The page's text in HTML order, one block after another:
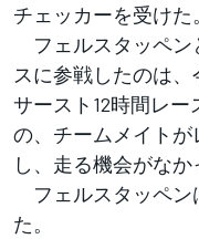
チェッカーを受けた。
フェルスタッペン
スに参戦したのは
サースト12時間レ
の、チームメイト
し、走る機会がなか
フェルスタッペン
た。